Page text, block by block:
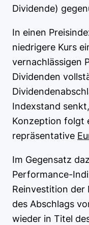
Dividende)
In einen
niedrigere Kurs
vernachlässigen
Dividenden
Indexstand
Konzeption folgt
repräsentative
Im Gegensatz
Performance-
Reinvestition der
des Abschlags
wieder in Titel